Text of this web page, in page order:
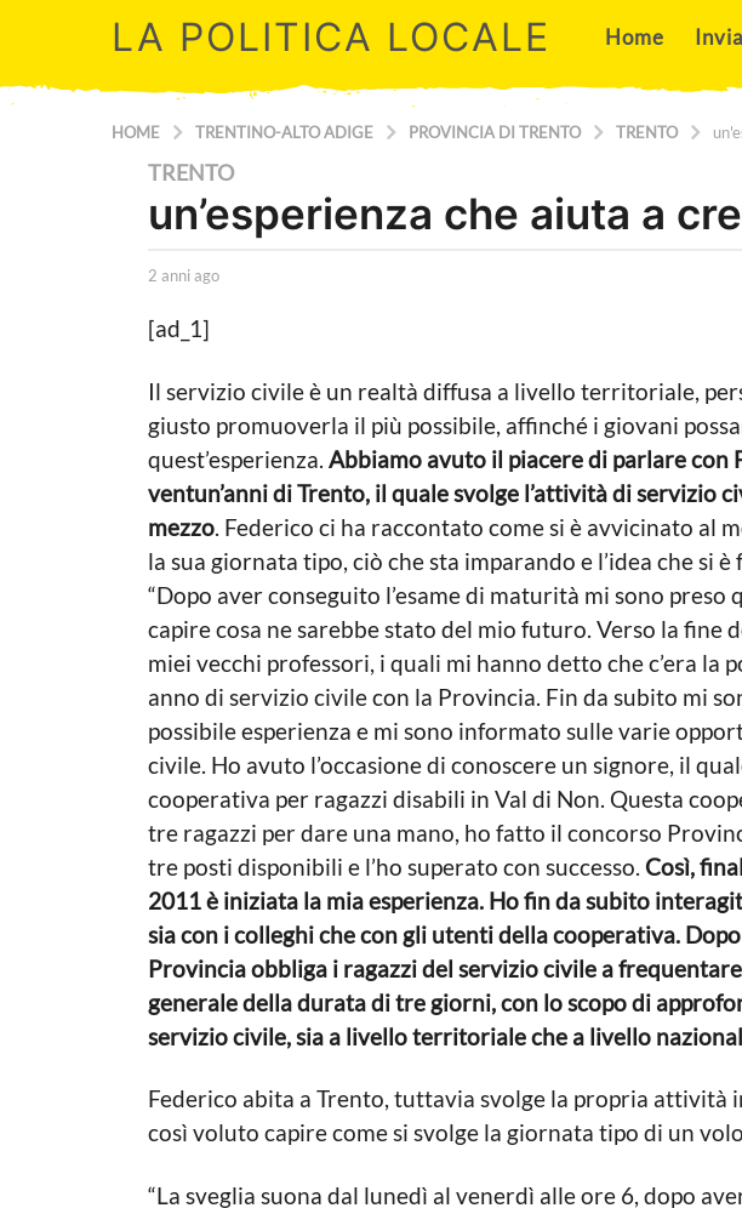
LA POLITICA LOCALE Home
HOME TRENTINO-ALTO ADIGE PROVINCIA DI TRENTO TRENTO
2
a
n
n
a
o
2
a
n
n
i
a
g
o
TRENTO
un’esperienza che aiuta a
b
L
a
o
i
t
i
c
a
L
o
c
a
e
2 anni ago
a
o
[ad_1]
Il servizio civile è un realtà diffusa a livello territoriale,
giusto promuoverla il più possibile, affinché i giovani
quest’esperienza. Abbiamo avuto il piacere di parlare con
ventun’anni di Trento, il quale svolge l’attività di servizio
mezzo. Federico ci ha raccontato come si è avvicinato al
la sua giornata tipo, ciò che sta imparando e l’idea che si
“Dopo aver conseguito l’esame di maturità mi sono preso
capire cosa ne sarebbe stato del mio futuro. Verso la fine
miei vecchi professori, i quali mi hanno detto che c’era la
anno di servizio civile con la Provincia. Fin da subito mi
possibile esperienza e mi sono informato sulle varie
civile. Ho avuto l’occasione di conoscere un signore, il
cooperativa per ragazzi disabili in Val di Non. Questa
tre ragazzi per dare una mano, ho fatto il concorso
tre posti disponibili e l’ho superato con successo. Così,
2011 è iniziata la mia esperienza. Ho fin da subito
sia con i colleghi che con gli utenti della cooperativa.
Provincia obbliga i ragazzi del servizio civile a
generale della durata di tre giorni, con lo scopo di
servizio civile, sia a livello territoriale che a livello
Federico abita a Trento, tuttavia svolge la propria attività
così voluto capire come si svolge la giornata tipo di un
“La sveglia suona dal lunedì al venerdì alle ore 6, dopo